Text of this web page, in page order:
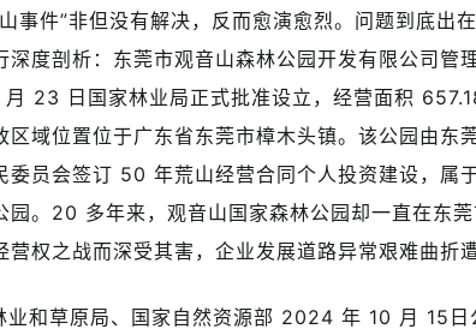
事件”非但没有解决，反而愈演愈烈。问题到底出
深度剖析：东莞市观音山森林公园开发有限公司管
23 日国家林业局正式批准设立，经营面积
域位置位于广东省东莞市樟木头镇。该公园由东
委员会签订 50 年荒山经营合同个人投资建设，属
园。20 多年来，观音山国家森林公园却一直在东
营权之战而深受其害，企业发展道路异常艰难曲折遭
业和草原局、国家自然资源部 2024 年 10 月 15日